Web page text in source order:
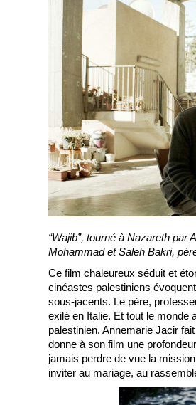
“Wajib”, tourné à Nazareth
Mohammad et Saleh Bakri,
Ce film chaleureux séduit et
cinéastes palestiniens
sous-jacents. Le père,
exilé en Italie. Et tout le monde
palestinien. Annemarie Jacir
donne à son film une
jamais perdre de vue la
inviter au mariage, au